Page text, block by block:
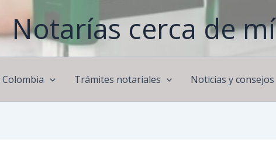
Notarías cerca de mí
Trámites notariales Noticias y consejos